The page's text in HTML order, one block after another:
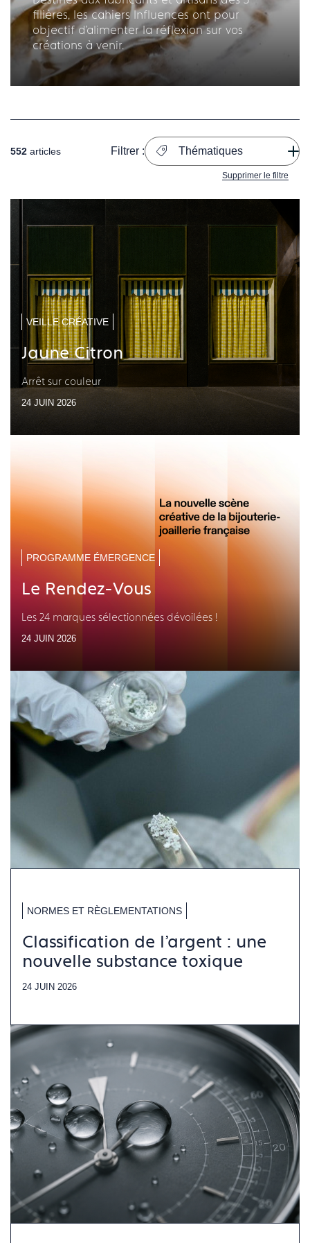
filières, les cahiers Influences ont pour
objectif d'alimenter la réflexion sur vos
créations à venir.
552 articles Filtrer : Thématiques
Supprimer le filtre
VEILLE CRÉATIVE
Jaune Citron
Arrêt sur couleur
24 JUIN 2026
PROGRAMME ÉMERGENCE
Le Rendez-Vous
Les 24 marques sélectionnées dévoilées !
24 JUIN 2026
NORMES ET RÈGLEMENTATIONS
Classification de l’argent : une
nouvelle substance toxique
24 JUIN 2026